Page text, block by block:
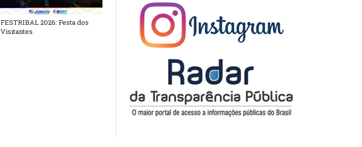
FESTRIBAL 2026: Festa dos
Visitantes.